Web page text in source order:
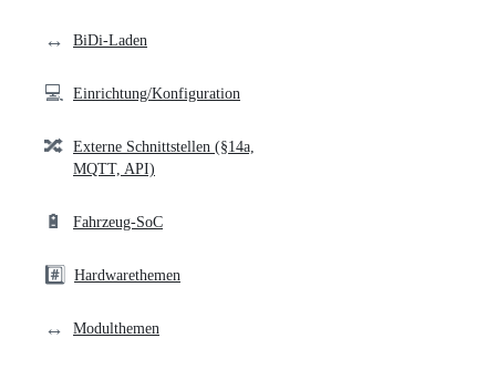
↔️ BiDi-Laden
💻 Einrichtung/Konfiguration
🔀 Externe Schnittstellen (§14a,
MQTT, API)
🔋 Fahrzeug-SoC
#️⃣ Hardwarethemen
↔️ Modulthemen